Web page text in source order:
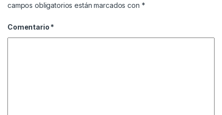
campos obligatorios están marcados con *
Comentario *